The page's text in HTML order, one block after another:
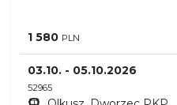
1 580 PLN
03.10. - 05.10.2026
52965